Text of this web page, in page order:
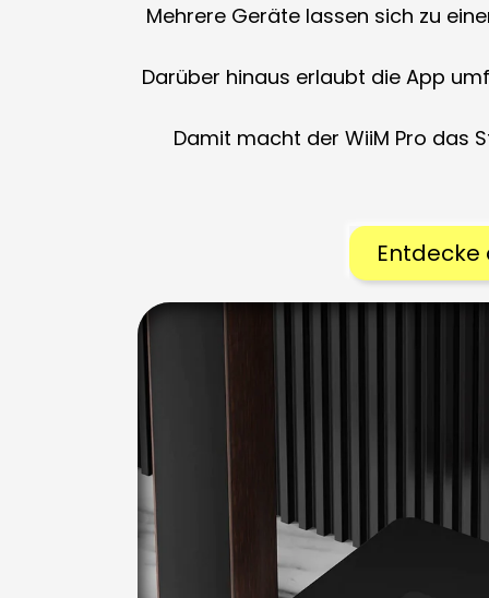
Mehrere Geräte lassen sich zu
Darüber hinaus erlaubt die App
Damit macht der WiiM Pro das
Entdecke